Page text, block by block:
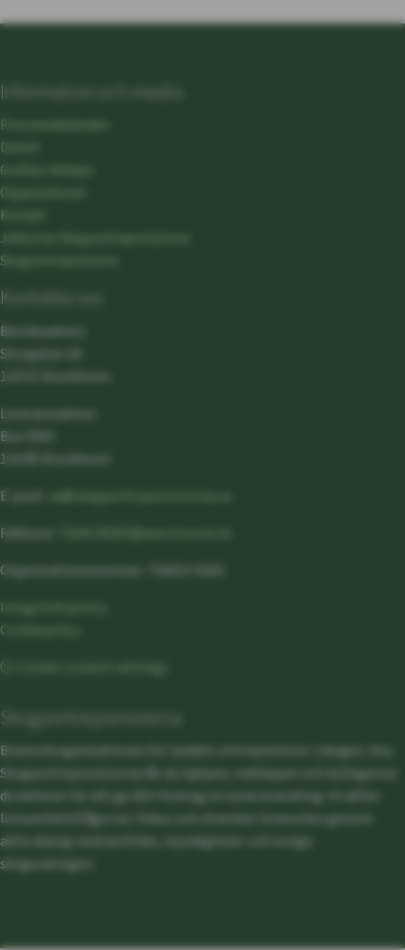
Information och media
Pressmeddelanden
Debatt
Grafiska riktlinjer
Organisationen
Kontakt
Jobba hos Skogsentreprenörerna
Skogsentreprenören
Kontakta oss
Besöksadress:
Storgatan 19
114 51 Stockholm
Leveransadress:
Box 5501
114 85 Stockholm
E-post:
Fakturor:
Organisationsnummer: 716413-9201
Integritetspolicy
Cookiepolicy
Skogsentreprenörerna
Branschorganisationen för landets entreprenörer i skogen. Hos
Skogsentreprenörerna får du hjälpen, redskapen och kollegorna
du behöver för att ge ditt företag en sund utveckling. Vi sätter
lönsamhetsfrågorna i fokus och utvecklar branschen genom
aktiv dialog med politiker, myndigheter och övriga
skogsnäringen.